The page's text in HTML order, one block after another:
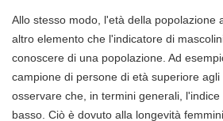
Allo stesso modo, l'età della popolazione
altro elemento che l'indicatore di
conoscere di una popolazione. Ad
campione di persone di età superiore
osservare che, in termini generali,
basso. Ciò è dovuto alla longevità